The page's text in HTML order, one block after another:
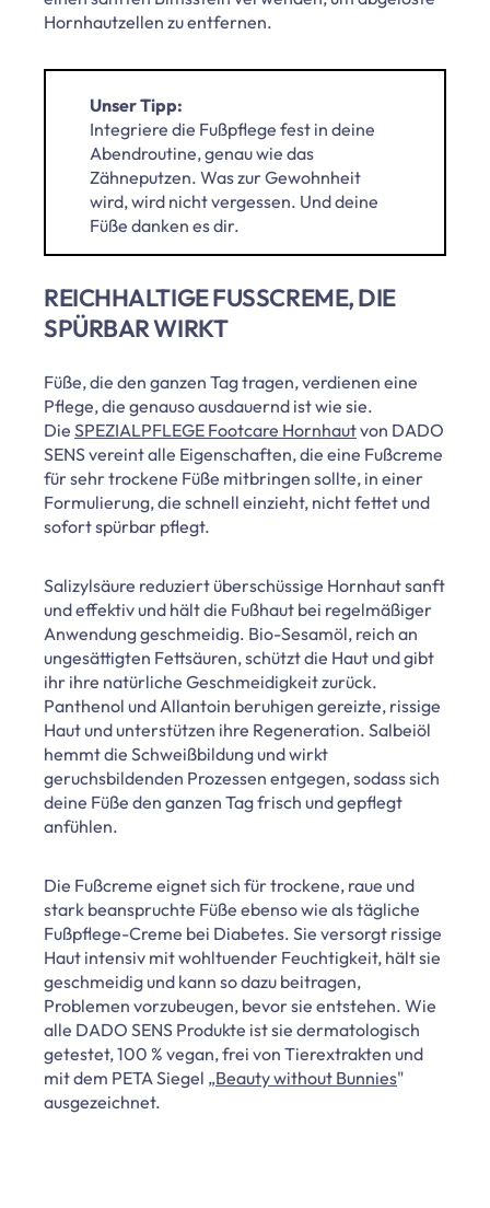
Hornhautzellen zu entfernen.
Unser Tipp:
Integriere die Fußpflege fest in deine
Abendroutine, genau wie das
Zähneputzen. Was zur Gewohnheit
wird, wird nicht vergessen. Und deine
Füße danken es dir.
REICHHALTIGE FUSSCREME, DIE S
PÜRBAR WIRKT
Füße, die den ganzen Tag tragen, verdienen eine
Pflege, die genauso ausdauernd ist wie sie.
Die SPEZIALPFLEGE Footcare Hornhautvon DADO
SENS vereint alle Eigenschaften, die eine Fußcreme
für sehr trockene Füße mitbringen sollte, in einer
Formulierung, die schnell einzieht, nicht fettet und
sofort spürbar pflegt.
Salizylsäure reduziert überschüssige Hornhaut sanft
und effektiv und hält die Fußhaut bei regelmäßiger
Anwendung geschmeidig. Bio-Sesamöl, reich an
ungesättigten Fettsäuren, schützt die Haut und gibt
ihr ihre natürliche Geschmeidigkeit zurück.
Panthenol und Allantoin beruhigen gereizte, rissige
Haut und unterstützen ihre Regeneration. Salbeiöl
hemmt die Schweißbildung und wirkt
geruchsbildenden Prozessen entgegen, sodass sich
deine Füße den ganzen Tag frisch und gepflegt
anfühlen.
Die Fußcreme eignet sich für trockene, raue und
stark beanspruchte Füße ebenso wie als tägliche
Fußpflege-Creme bei Diabetes. Sie versorgt rissige
Haut intensiv mit wohltuender Feuchtigkeit, hält sie
geschmeidig und kann so dazu beitragen,
Problemen vorzubeugen, bevor sie entstehen. Wie
alle DADO SENS Produkte ist sie dermatologisch
getestet, 100 % vegan, frei von Tierextrakten und
mit dem PETA Siegel „Beauty without Bunnies"
ausgezeichnet.